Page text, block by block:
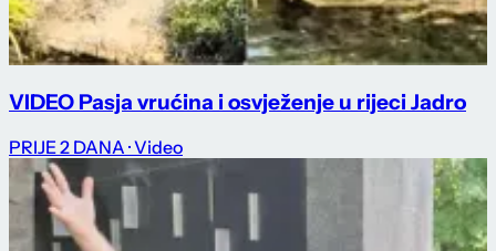
VIDEO Pasja vrućina i osvježenje u rijeci Jadro
PRIJE 2 DANA · Video